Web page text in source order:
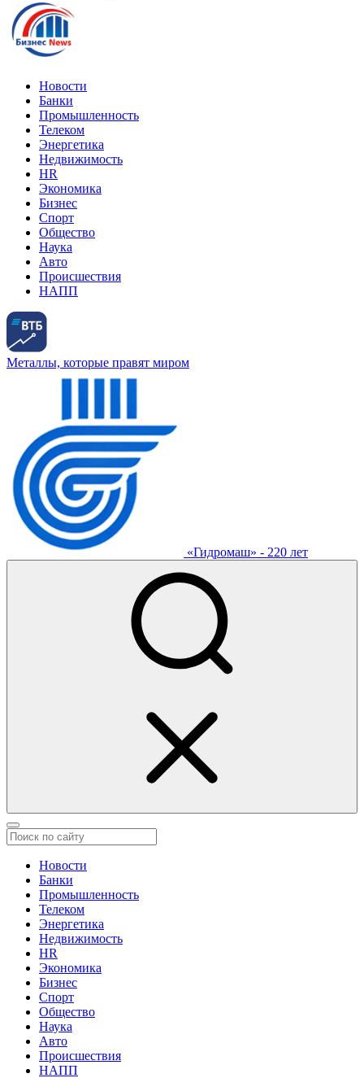
Новости
Банки
Промышленность
Телеком
Энергетика
Недвижимость
HR
Экономика
Бизнес
Спорт
Общество
Наука
Авто
Происшествия
НАПП
Металлы, которые правят миром
«Гидромаш» - 220 лет
Новости
Банки
Промышленность
Телеком
Энергетика
Недвижимость
HR
Экономика
Бизнес
Спорт
Общество
Наука
Авто
Происшествия
НАПП